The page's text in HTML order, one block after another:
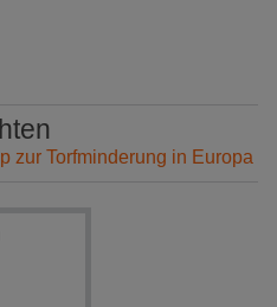
zur Torfminderung in Europa